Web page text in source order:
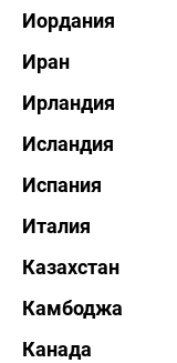
Иордания
Иран
Ирландия
Исландия
Испания
Италия
Казахстан
Камбоджа
Канада